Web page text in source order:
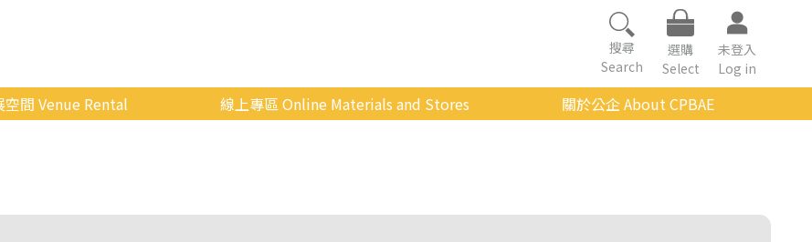
搜尋
Search
選購
Select
未登入
Log in
空間 Venue Rental
申請流程
線上專區 Online Materials and Stores
關於公企 About CPBAE
組織架構與人員職掌